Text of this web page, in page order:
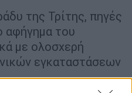
της Τρίτης, πηγές
αφήγημα του
με ολοσχερή
εγκαταστάσεων